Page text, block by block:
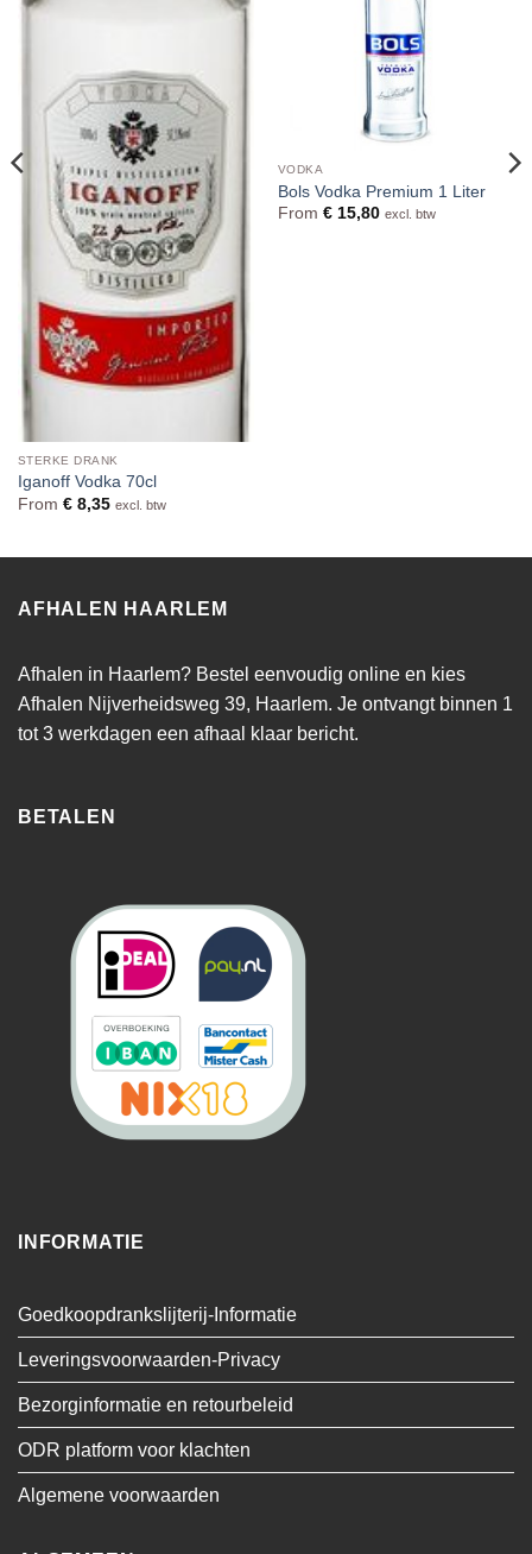
STERKE DRANK
Iganoff Vodka 70cl
From €8,35 excl. btw
VODKA
Bols Vodka Premium 1 Liter
From €15,80 excl. btw
AFHALEN HAARLEM
Afhalen in Haarlem? Bestel eenvoudig online en kies
Afhalen Nijverheidsweg 39, Haarlem. Je ontvangt binnen 1
tot 3 werkdagen een afhaal klaar bericht.
BETALEN
INFORMATIE
Goedkoopdrankslijterij-Informatie
Leveringsvoorwaarden-Privacy
Bezorginformatie en retourbeleid
ODR platform voor klachten
Algemene voorwaarden